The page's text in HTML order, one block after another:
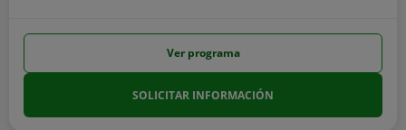
Ver programa
SOLICITAR INFORMACIÓN